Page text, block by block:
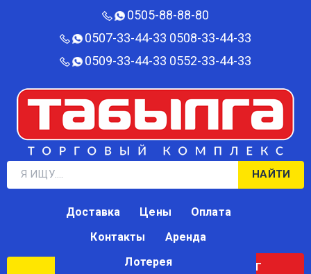
0505-88-88-80‬
0507-33-44-33 0508-33-44-33
0509-33-44-33 0552-33-44-33
НАЙТИ
КАТАЛОГ
Доставка Цены
Оплата
Контакты
Аренда
Лотерея